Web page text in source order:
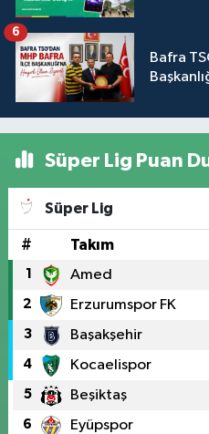
Bafra
6
Süper Lig Puan
Süper Lig
# Takım
1 Amed
2 Erzurumspor FK
3 Başakşehir
4 Kocaelispor
5 Beşiktaş
6 Eyüpspor